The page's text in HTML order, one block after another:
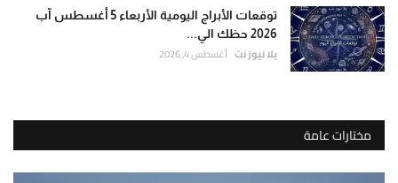
توقعات الأبراج اليومية الأربعاء 5 أغسطس آب
2026 حظك الي...
يلا نيوز نت أغسطس 4, 2026
مختارات عامة